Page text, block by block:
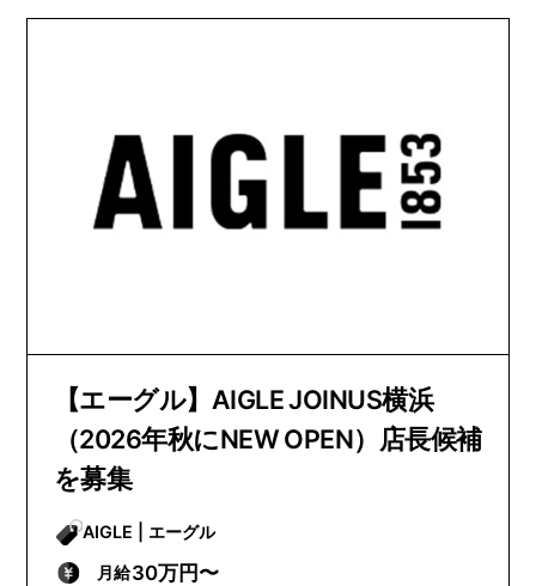
【エーグル】AIGLE JOINUS横浜
（2026年秋にNEW OPEN）店長候補
を募集
AIGLE | エーグル
月給30万円〜